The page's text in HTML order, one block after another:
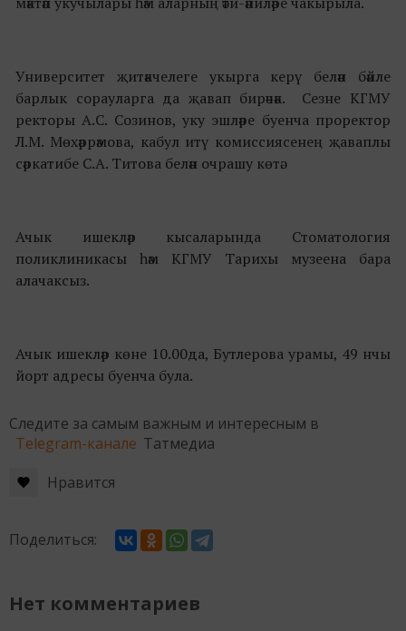
Университет җитәкчелеге укырга керү белән бәйле
барлык сорауларга да җавап бирәчәк. Сезне КГМУ
ректоры А.С. Созинов, уку эшләре буенча проректор
Л.М. Мөхәррәмова, кабул итү комиссиясенең җаваплы
сәркатибе С.А. Титова белән очрашу көтә.
Ачык ишекләр кысаларында Стоматология
поликлиникасы һәм КГМУ Тарихы музеена бара
алачаксыз.
Ачык ишекләр көне 10.00да, Бутлерова урамы, 49 нчы
йорт адресы буенча була.
Следите за самым важным и интересным в
Telegram-канале Татмедиа
Нравится
Поделиться:
Нет комментариев